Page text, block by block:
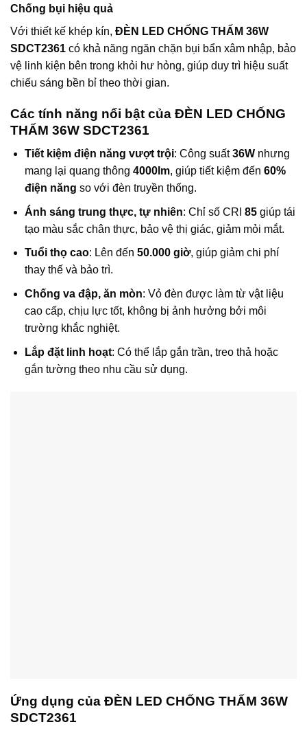
Chống bụi hiệu quả
Với thiết kế khép kín, ĐÈN LED CHỐNG THẤM 36W
SDCT2361 có khả năng ngăn chặn bụi bẩn xâm nhập, bảo
vệ linh kiện bên trong khỏi hư hỏng, giúp duy trì hiệu suất
chiếu sáng bền bỉ theo thời gian.
Các tính năng nổi bật của ĐÈN LED CHỐNG
THẤM 36W SDCT2361
Tiết kiệm điện năng vượt trội: Công suất36Wnhưng
mang lại quang thông 4000lm, giúp tiết kiệm đến 60%
điện năng so với đèn truyền thống.
Ánh sáng trung thực, tự nhiên: Chỉ số CRI 85giúp tái
tạo màu sắc chân thực, bảo vệ thị giác, giảm mỏi mắt.
Tuổi thọ cao: Lên đến 50.000 giờ, giúp giảm chi phí
thay thế và bảo trì.
Chống va đập, ăn mòn: Vỏ đèn được làm từ vật liệu
cao cấp, chịu lực tốt, không bị ảnh hưởng bởi môi
trường khắc nghiệt.
Lắp đặt linh hoạt: Có thể lắp gắn trần, treo thả hoặc
gắn tường theo nhu cầu sử dụng.
Ứng dụng của ĐÈN LED CHỐNG THẤM 36W
SDCT2361